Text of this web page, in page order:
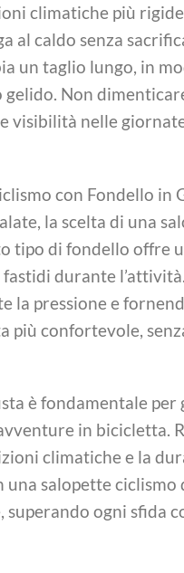
climatiche più
al caldo senza
un taglio lungo, in
Non
visibilità nelle
con Fondello in
la scelta di una
tipo di fondello offre
durante
la pressione e
più confortevole,
è fondamentale
in bicicletta.
climatiche e la
salopette ciclismo
ogni sfida